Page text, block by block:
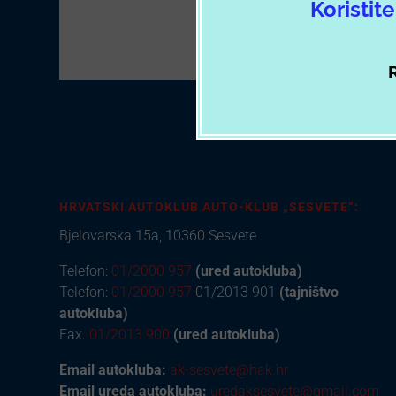
HRVATSKI AUTOKLUB AUTO-KLUB „SESVETE“:
Bjelovarska 15a, 10360 Sesvete
Telefon: 01/2000 957 (ured autokluba)
Telefon: 01/2000 957 01/2013 901 (tajništvo
autokluba)
Fax. 01/2013 900 (ured autokluba)
Email autokluba: ak-sesvete@hak.hr
Email ureda autokluba: uredaksesvete@gmail.com